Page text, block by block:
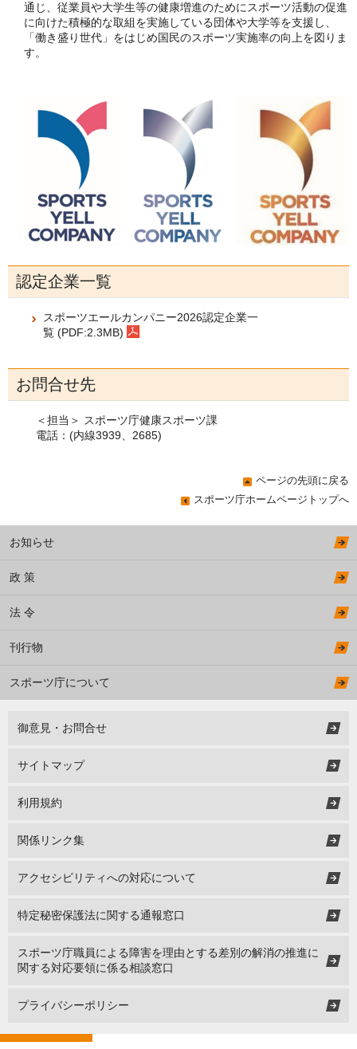
通じ、従業員や大学生等の健康増進のためにスポーツ活動の促進
に向けた積極的な取組を実施している団体や大学等を支援し、
「働き盛り世代」をはじめ国民のスポーツ実施率の向上を図りま
す。
認定企業一覧
スポーツエールカンパニー2026認定企業一
覧 (PDF:2.3MB)
お問合せ先
＜担当＞ スポーツ庁健康スポーツ課
電話：(内線3939、2685)
ページの先頭に戻る
スポーツ庁ホームページトップへ
お知らせ
政 策
法 令
刊行物
スポーツ庁について
御意見・お問合せ
サイトマップ
利用規約
関係リンク集
アクセシビリティへの対応について
特定秘密保護法に関する通報窓口
スポーツ庁職員による障害を理由とする差別の解消の推進に
関する対応要領に係る相談窓口
プライバシーポリシー